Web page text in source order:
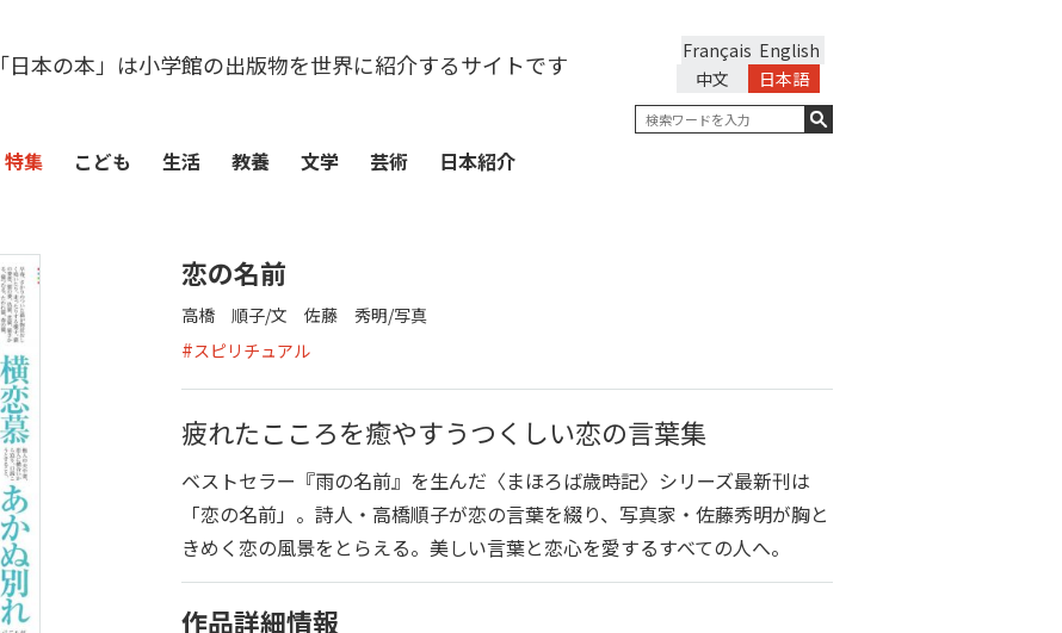
「日本の本」は小学館の出版物を世界に紹介するサイトです English
Français
日本語
中文
特集 こども 生活 教養 文学 芸術 日本紹介
恋の名前
高橋 順子/文 佐藤 秀明/写真
#スピリチュアル
疲れたこころを癒やすうつくしい恋の言葉集
ベストセラー『雨の名前』を生んだ〈まほろば歳時記〉シリーズ最新刊は
「恋の名前」。詩人・高橋順子が恋の言葉を綴り、写真家・佐藤秀明が胸と
きめく恋の風景をとらえる。美しい言葉と恋心を愛するすべての人へ。
作品詳細情報